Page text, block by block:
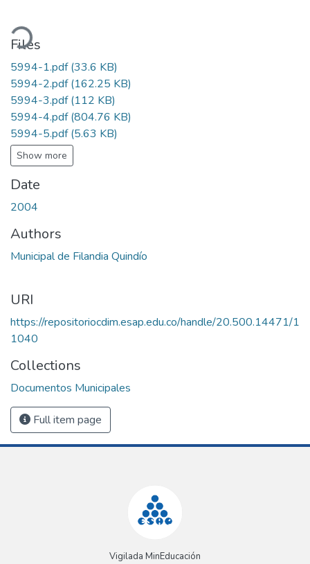
Files
5994-1.pdf(33.6 KB)
5994-2.pdf(162.25 KB)
5994-3.pdf(112 KB)
5994-4.pdf(804.76 KB)
5994-5.pdf(5.63 KB)
Show more
Date
2004
Authors
Municipal de Filandia Quindío
URI
https://repositoriocdim.esap.edu.co/handle/20.500.14471/1
1040
Collections
Documentos Municipales
Full item page
Vigilada MinEducación